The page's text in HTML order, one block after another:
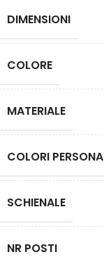
DIMENSIONI
COLORE
MATERIALE
COLORI
SCHIENALE
NR POSTI